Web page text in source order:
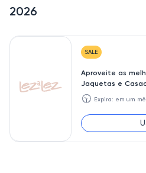
2026
SALE
Aproveite as
Jaquetas e
🕥 Expira: em um